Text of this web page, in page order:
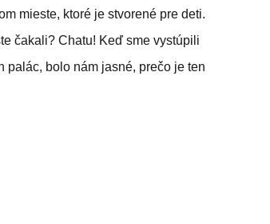
mieste, ktoré je stvorené pre deti.
čakali? Chatu! Keď sme vystúpili
palác, bolo nám jasné, prečo je ten